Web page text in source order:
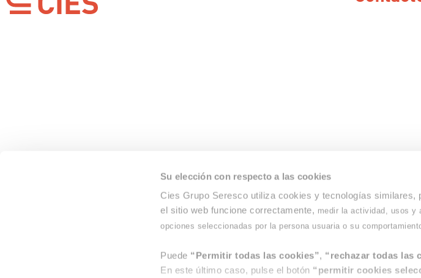
Su elección con respecto a las cookies
Cies Grupo Seresco utiliza cookies y tecnologías
el sitio web funcione correctamente, medir la actividad, usos y
opciones seleccionadas por la persona usuaria o su
Puede “Permitir todas las cookies”, “rechazar todas las
En este último caso, pulse el botón “permitir cookies
no
datos, mediante correo-e
Para más información
Para habilitar el envío,